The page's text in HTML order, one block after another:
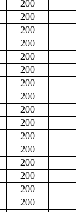
200
200
200
200
200
200
200
200
200
200
200
200
200
200
200
200